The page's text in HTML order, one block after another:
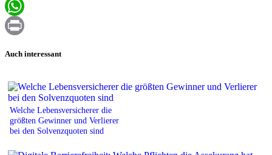
Email
WhatsApp
Auch interessant
Welche Lebensversicherer die
größten Gewinner und Verlierer
bei den Solvenzquoten sind